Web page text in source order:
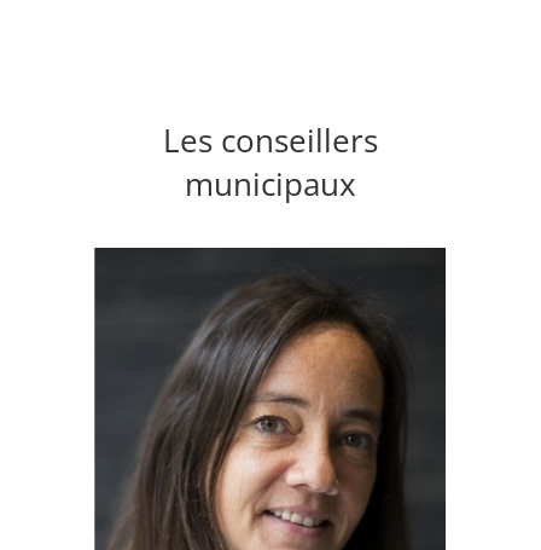
Les conseillers
municipaux